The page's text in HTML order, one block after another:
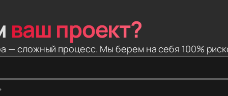
оформляем документы и настраиваем софт. Вы
следит, как машину грузят на автовоз, и сам
ваш проект?
— сложный процесс. Мы берем на себя 100%